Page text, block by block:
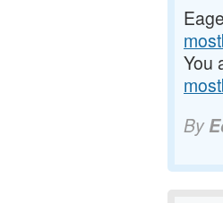
You
By